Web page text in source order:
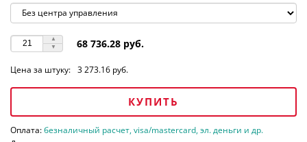
68 736.28 руб.
Цена за штуку: 3 273.16 руб.
КУПИТЬ
Оплата:безналичный расчет, visa/mastercard, эл. деньги и др.